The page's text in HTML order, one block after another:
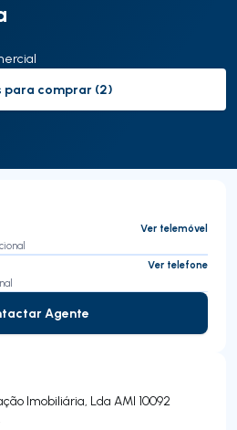
to-buy-listing
para comprar (2)
Ver telemóvel
Ver telefone
Contactar Agente
Agente
Imobiliária, Lda AMI 10092